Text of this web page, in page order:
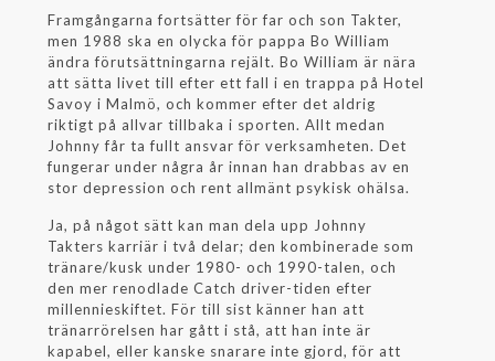
Framgångarna fortsätter för far och son Takter,
men 1988 ska en olycka för pappa Bo William
ändra förutsättningarna rejält. Bo William är nära
att sätta livet till efter ett fall i en trappa på Hotel
Savoy i Malmö, och kommer efter det aldrig
riktigt på allvar tillbaka i sporten. Allt medan
Johnny får ta fullt ansvar för verksamheten. Det
fungerar under några år innan han drabbas av en
stor depression och rent allmänt psykisk ohälsa.
Ja, på något sätt kan man dela upp Johnny
Takters karriär i två delar; den kombinerade som
tränare/kusk under 1980- och 1990-talen, och
den mer renodlade Catch driver-tiden efter
millennieskiftet. För till sist känner han att
tränarrörelsen har gått i stå, att han inte är
kapabel, eller kanske snarare inte gjord, för att